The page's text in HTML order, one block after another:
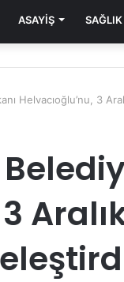
ASAYIŞ SAĞLIK
Helvacıoğlu’nu, 3